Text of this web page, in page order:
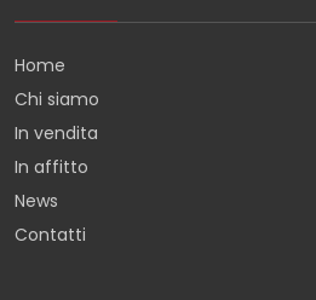
Home
Chi siamo
In vendita
In affitto
News
Contatti